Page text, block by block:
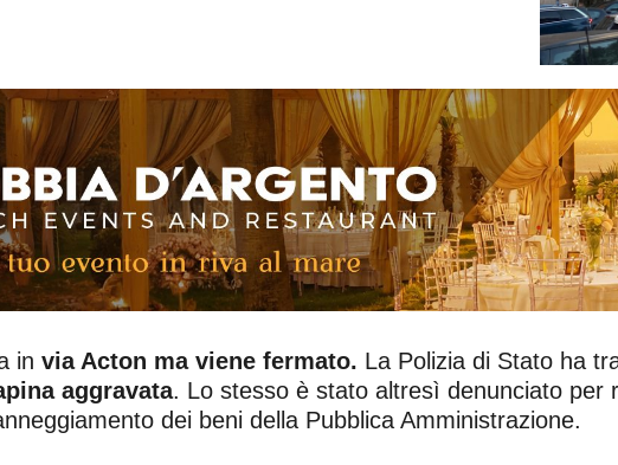
in via Acton ma viene fermato. La Polizia di Stato ha
aggravata. Lo stesso è stato altresì denunciato per
dei beni della Pubblica Amministrazione.